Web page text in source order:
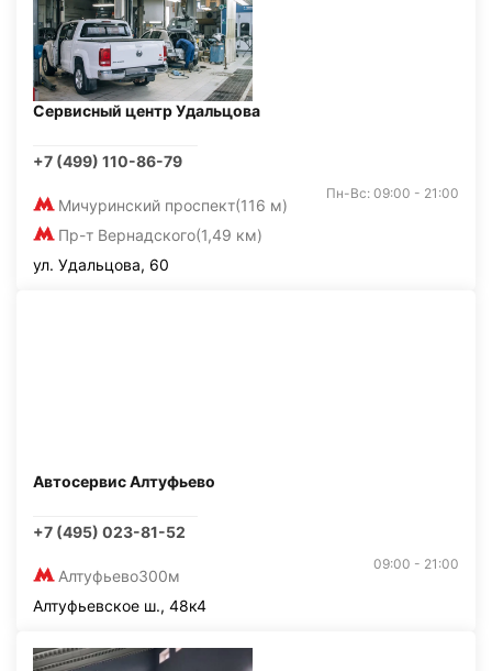
Сервисный центр Удальцова
+7 (499) 110-86-79
Мичуринский проспект(116 м)
Пр-т Вернадского(1,49 км)
Пн-Вс: 09:00 - 21:00
ул. Удальцова, 60
Автосервис Алтуфьево
+7 (495) 023-81-52
Алтуфьево300м
09:00 - 21:00
Алтуфьевское ш., 48к4